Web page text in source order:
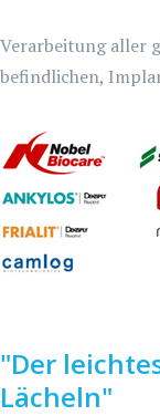
Verarbeitung aller
befindlichen,
"Der
Lächeln"